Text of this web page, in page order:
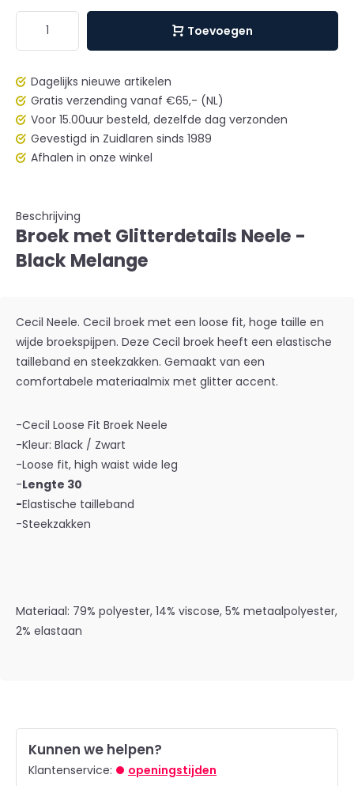
Toevoegen
Dagelijks nieuwe artikelen
Gratis verzending vanaf €65,- (NL)
Voor 15.00uur besteld, dezelfde dag verzonden
Gevestigd in Zuidlaren sinds 1989
Afhalen in onze winkel
Beschrijving
Broek met Glitterdetails Neele -
Black Melange
Cecil Neele. Cecil broek met een loose fit, hoge taille en
wijde broekspijpen. Deze Cecil broek heeft een elastische
tailleband en steekzakken. Gemaakt van een
comfortabele materiaalmix met glitter accent.
-Cecil Loose Fit Broek Neele
-Kleur: Black / Zwart
-Loose fit, high waist wide leg
-Lengte 30
-Elastische tailleband
-Steekzakken
Materiaal: 79% polyester, 14% viscose, 5% metaalpolyester,
2% elastaan
Kunnen we helpen?
Klantenservice: openingstijden